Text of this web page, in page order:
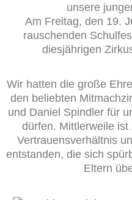
unsere
Am Freitag, den 19.
rauschenden
diesjährigen
Wir hatten die große
den beliebten
und Daniel Spindler für
dürfen. Mittlerweile
Vertrauensverhältnis
entstanden, die sich
Eltern